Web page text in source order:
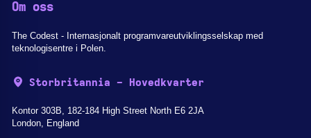
Om oss
The Codest - Internasjonalt programvareutviklingsselskap med
teknologisentre i Polen.
Storbritannia - Hovedkvarter
Kontor 303B, 182-184 High Street North E6 2JA
London, England